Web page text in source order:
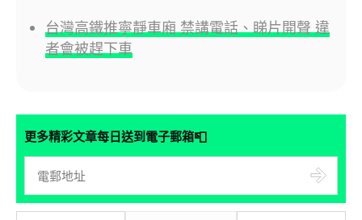
台灣高鐵推寧靜車廂 禁講電話、睇片開聲 違
者會被趕下車
更多精彩文章每日送到電子郵箱📮